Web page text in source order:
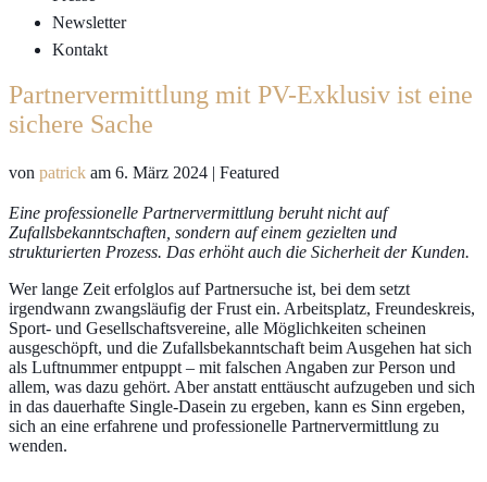
Newsletter
Kontakt
Partnervermittlung mit PV-Exklusiv ist eine
sichere Sache
von patrick am 6. März 2024 | Featured
Eine professionelle Partnervermittlung beruht nicht auf
Zufallsbekanntschaften, sondern auf einem gezielten und
strukturierten Prozess. Das erhöht auch die Sicherheit der Kunden.
Wer lange Zeit erfolglos auf Partnersuche ist, bei dem setzt
irgendwann zwangsläufig der Frust ein. Arbeitsplatz, Freundeskreis,
Sport- und Gesellschaftsvereine, alle Möglichkeiten scheinen
ausgeschöpft, und die Zufallsbekanntschaft beim Ausgehen hat sich
als Luftnummer entpuppt – mit falschen Angaben zur Person und
allem, was dazu gehört. Aber anstatt enttäuscht aufzugeben und sich
in das dauerhafte Single-Dasein zu ergeben, kann es Sinn ergeben,
sich an eine erfahrene und professionelle Partnervermittlung zu
wenden.